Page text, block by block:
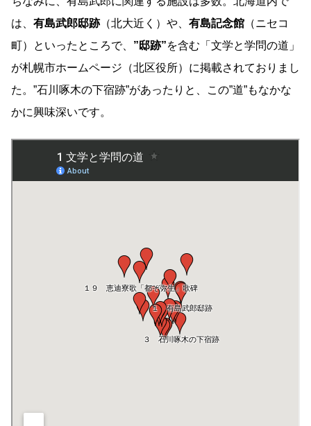
は、 有島武郎邸跡（北大近く）や、 有島記念館 （ニセコ
町）といったところで、 ”邸跡”を含む「文学と学問の道」
が札幌市ホームページ（北区役所）に掲載されておりまし
た。”石川啄木の下宿跡”があったりと、この”道”もなかな
かに興味深いです。